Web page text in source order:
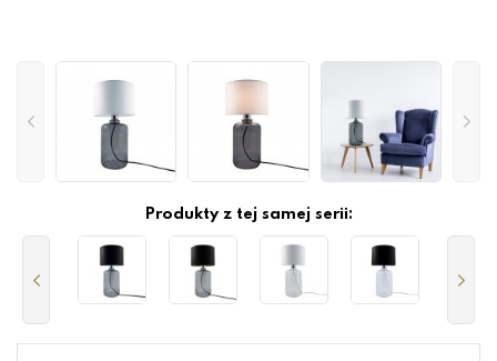
Produkty z tej samej serii: